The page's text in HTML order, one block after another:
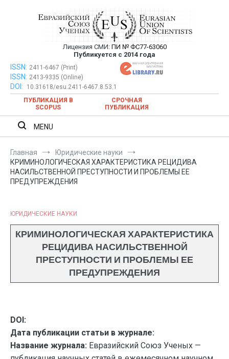
Евразийский Союз Ученых —
публикация научных статей в
ежемесячном научном журнале
Лицензия СМИ: ПИ № ФС77-63060
Публикуется с 2014 года
Евразийский Союз Ученых — публикация научных статей в
ежемесячном научном журнале
ISSN: 2411-6467 (Print)
ISSN: 2413-9335 (Online)
DOI:
10.31618/esu.2411-6467.8.53.1
ПУБЛИКАЦИЯ В
SCOPUS
СРОЧНАЯ
ПУБЛИКАЦИЯ
MENU
Главная
Юридические науки
КРИМИНОЛОГИЧЕСКАЯ ХАРАКТЕРИСТИКА РЕЦИДИВА
НАСИЛЬСТВЕННОЙ ПРЕСТУПНОСТИ И ПРОБЛЕМЫ ЕЕ
ПРЕДУПРЕЖДЕНИЯ
ЮРИДИЧЕСКИЕ НАУКИ
КРИМИНОЛОГИЧЕСКАЯ ХАРАКТЕРИСТИКА
РЕЦИДИВА НАСИЛЬСТВЕННОЙ
ПРЕСТУПНОСТИ И ПРОБЛЕМЫ ЕЕ
ПРЕДУПРЕЖДЕНИЯ
DOI:
Дата публикации статьи в журнале:
Название журнала: Евразийский Союз Ученых —